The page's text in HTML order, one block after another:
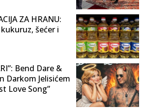
ZA HRANU:
šećer i
Bend Dare &
Darkom Jelisićem
Love Song”